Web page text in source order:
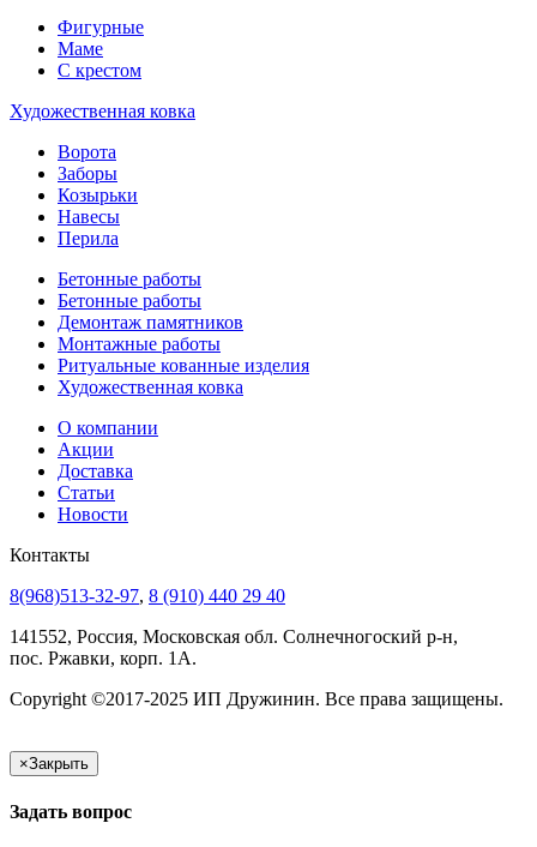
Фигурные
Маме
С крестом
Художественная ковка
Ворота
Заборы
Козырьки
Навесы
Перила
Бетонные работы
Бетонные работы
Демонтаж памятников
Монтажные работы
Ритуальные кованные изделия
Художественная ковка
О компании
Акции
Доставка
Статьи
Новости
Контакты
8(968)513-32-97, 8 (910) 440 29 40
141552, Россия, Московская обл. Солнечногоский р-н,
пос. Ржавки, корп. 1А.
Copyright ©2017-2025 ИП Дружинин. Все права защищены.
×Закрыть
Задать вопрос